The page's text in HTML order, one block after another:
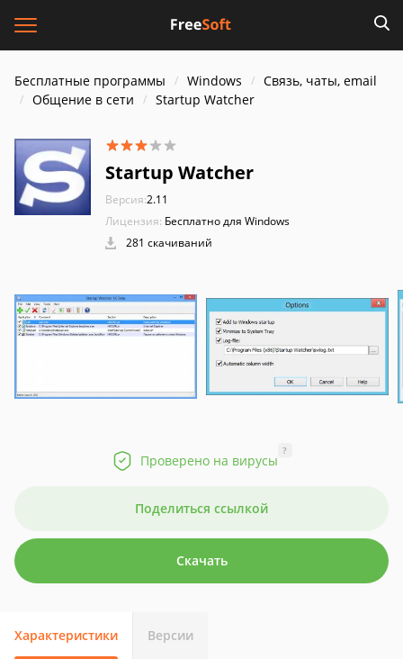
Бесплатные программы Windows
Связь, чаты, email
Общение в сети
Startup Watcher
Startup Watcher
Версия:2.11
Лицензия: Бесплатно для Windows
281 скачиваний
Проверено на вирусы
?
Поделиться ссылкой
Скачать
Характеристики Версии